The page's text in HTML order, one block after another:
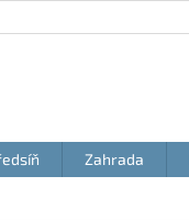
ÚDAJŮ
Zahrada